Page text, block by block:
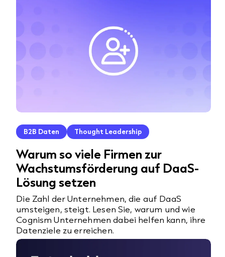
B2B Daten Thought Leadership
Warum so viele Firmen zur
Wachstumsförderung auf DaaS-
Lösung setzen
Die Zahl der Unternehmen, die auf DaaS
umsteigen, steigt. Lesen Sie, warum und wie
Cognism Unternehmen dabei helfen kann, ihre
Datenziele zu erreichen.